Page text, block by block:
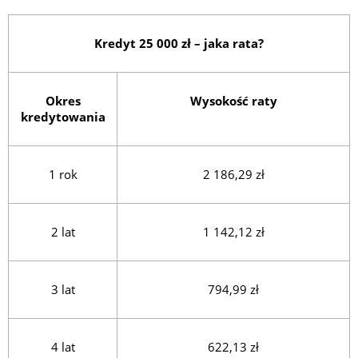
Kredyt 25 000 zł – jaka rata?
Okres
kredytowania
Wysokość raty
1 rok 2 186,29 zł
2 lat 1 142,12 zł
3 lat 794,99 zł
4 lat 622,13 zł